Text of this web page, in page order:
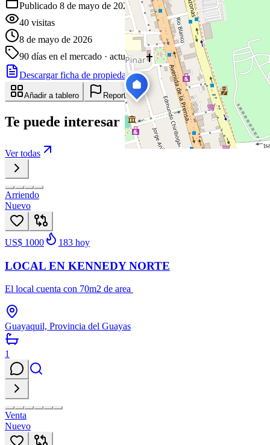
Publicado 8 de mayo de 2026
40 visitas
8 de mayo de 2026
90 días en el mercado · actualizado hace 0 días
Descargar ficha de propiedad
Compartir
Añadir a tablero Reportar anuncio
Te puede interesar
Ver todas
Arriendo
Nuevo
US$ 1000 183 hoy
LOCAL EN KENNEDY NORTE
El local cuenta con 70m2 de area
Guayaquil, Provincia del Guayas
1
Venta
Nuevo